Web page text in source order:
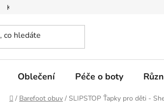
Kontakty na prodejny
Oblečení Péče o boty
Domů
/ Barefoot obuv / SLIPSTOP Ťapky pro děti -